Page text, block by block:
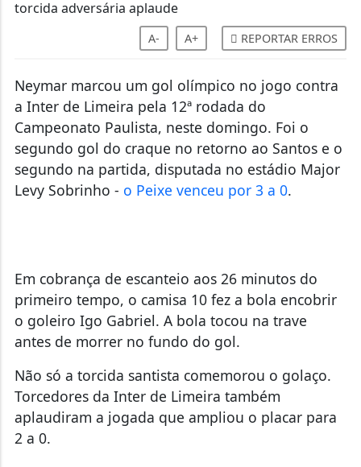
A- A+ REPORTAR ERROS
Neymar marcou um gol olímpico no jogo contra
a Inter de Limeira pela 12ª rodada do
Campeonato Paulista, neste domingo. Foi o
segundo gol do craque no retorno ao Santos e o
segundo na partida, disputada no estádio Major
Levy Sobrinho - o Peixe venceu por 3 a 0.
Em cobrança de escanteio aos 26 minutos do
primeiro tempo, o camisa 10 fez a bola encobrir
o goleiro Igo Gabriel. A bola tocou na trave
antes de morrer no fundo do gol.
Não só a torcida santista comemorou o golaço.
Torcedores da Inter de Limeira também
aplaudiram a jogada que ampliou o placar para
2 a 0.